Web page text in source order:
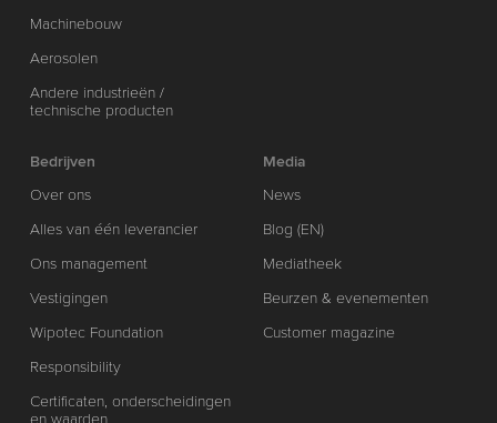
Machinebouw
Aerosolen
Andere industrieën /
technische producten
Bedrijven
Over ons
Alles van één leverancier
Ons management
Vestigingen
Wipotec Foundation
Responsibility
Certificaten, onderscheidingen
Media
News
Blog (EN)
Mediatheek
Beurzen & evenementen
Customer magazine